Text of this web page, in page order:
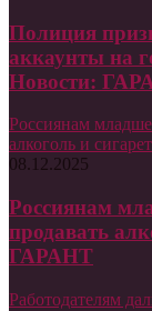
Полиция
аккаунты на
Новости:
Россиянам
алкоголь и
08.12.2025
Россиянам
продавать
ГАРАНТ
Работодателям